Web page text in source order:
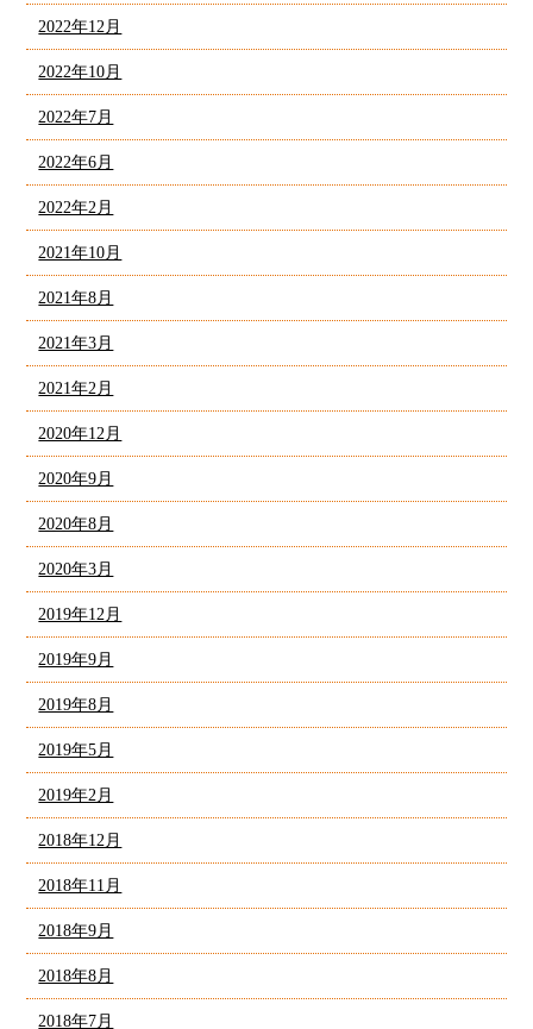
2022年12月
2022年10月
2022年7月
2022年6月
2022年2月
2021年10月
2021年8月
2021年3月
2021年2月
2020年12月
2020年9月
2020年8月
2020年3月
2019年12月
2019年9月
2019年8月
2019年5月
2019年2月
2018年12月
2018年11月
2018年9月
2018年8月
2018年7月